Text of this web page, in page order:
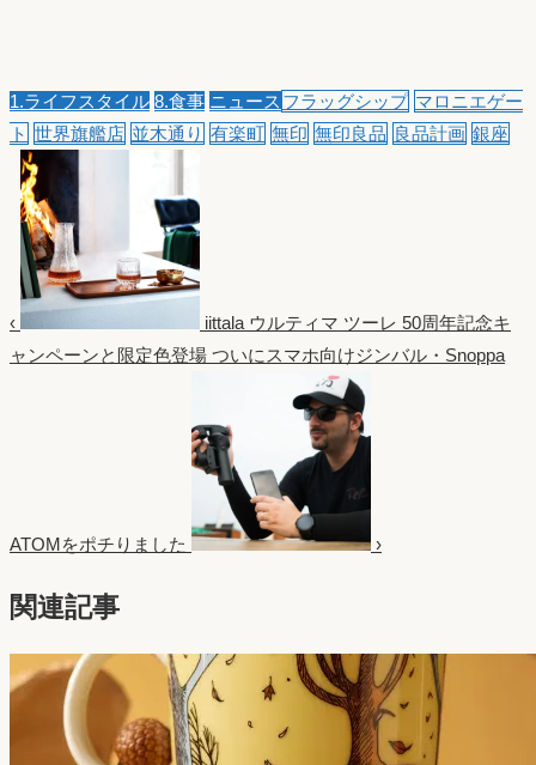
1.ライフスタイル 8.食事 ニュース フラッグシップ マロニエゲー
ト 世界旗艦店 並木通り 有楽町 無印 無印良品 良品計画 銀座
‹
iittala ウルティマ ツーレ 50周年記念キ
ャンペーンと限定色登場 ついにスマホ向けジンバル・Snoppa
ATOMをポチりました ›
関連記事